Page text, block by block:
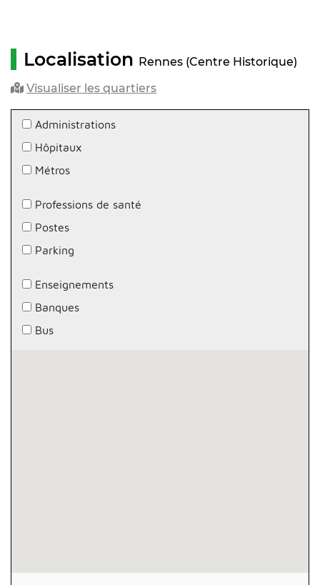
Localisation Rennes (Centre Historique)
Visualiser les quartiers
Administrations
Hôpitaux
Métros
Professions de santé
Postes
Parking
Enseignements
Banques
Bus